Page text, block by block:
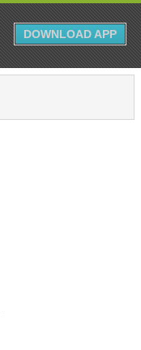
DOWNLOAD APP